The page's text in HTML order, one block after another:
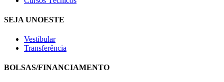
SEJA UNOESTE
Vestibular
Transferência
BOLSAS/FINANCIAMENTO